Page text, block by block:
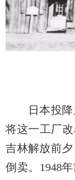
日本投降
将这一工厂
吉林解放前
倒卖。1948